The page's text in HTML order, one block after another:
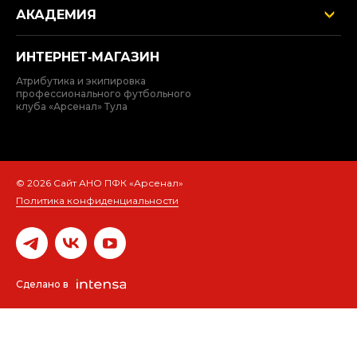
АКАДЕМИЯ
ИНТЕРНЕТ‑МАГАЗИН
Атрибутика и экипировка
профессионального футбольного
клуба «Арсенал» Тула
© 2026 Сайт АНО ПФК «Арсенал»
Политика конфиденциальности
Сделано в